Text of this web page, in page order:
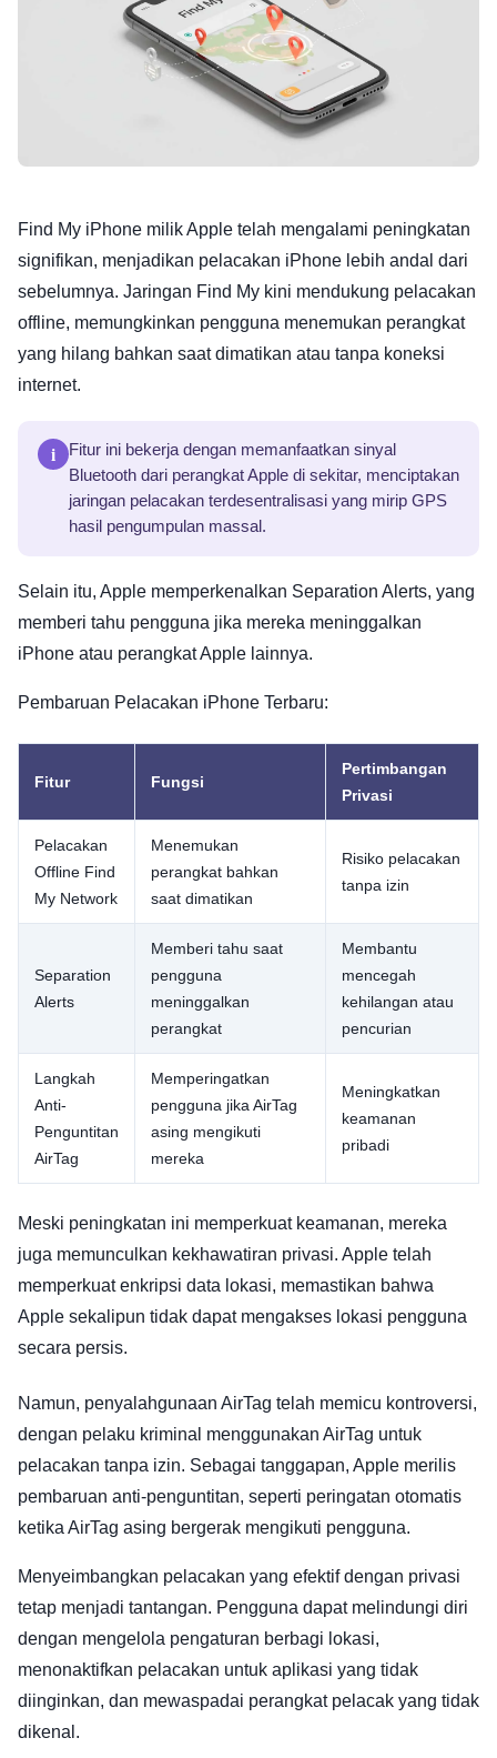
Find My iPhone milik Apple telah mengalami peningkatan
signifikan, menjadikan pelacakan iPhone lebih andal dari
sebelumnya. Jaringan Find My kini mendukung pelacakan
offline, memungkinkan pengguna menemukan perangkat
yang hilang bahkan saat dimatikan atau tanpa koneksi
internet.
i
Fitur ini bekerja dengan memanfaatkan sinyal
Bluetooth dari perangkat Apple di sekitar, menciptakan
jaringan pelacakan terdesentralisasi yang mirip GPS
hasil pengumpulan massal.
Selain itu, Apple memperkenalkan Separation Alerts, yang
memberi tahu pengguna jika mereka meninggalkan
iPhone atau perangkat Apple lainnya.
Pembaruan Pelacakan iPhone Terbaru:
Fitur Fungsi
Pertimbangan
Privasi
Pelacakan
Offline Find
My Network
Menemukan
perangkat bahkan
saat dimatikan
Risiko pelacakan
tanpa izin
Separation
Alerts
Memberi tahu saat
pengguna
meninggalkan
perangkat
Membantu
mencegah
kehilangan atau
pencurian
Langkah
Anti-
Penguntitan
AirTag
Memperingatkan
pengguna jika AirTag
asing mengikuti
mereka
Meningkatkan
keamanan
pribadi
Meski peningkatan ini memperkuat keamanan, mereka
juga memunculkan kekhawatiran privasi. Apple telah
memperkuat enkripsi data lokasi, memastikan bahwa
Apple sekalipun tidak dapat mengakses lokasi pengguna
secara persis.
Namun, penyalahgunaan AirTag telah memicu kontroversi,
dengan pelaku kriminal menggunakan AirTag untuk
pelacakan tanpa izin. Sebagai tanggapan, Apple merilis
pembaruan anti-penguntitan, seperti peringatan otomatis
ketika AirTag asing bergerak mengikuti pengguna.
Menyeimbangkan pelacakan yang efektif dengan privasi
tetap menjadi tantangan. Pengguna dapat melindungi diri
dengan mengelola pengaturan berbagi lokasi,
menonaktifkan pelacakan untuk aplikasi yang tidak
diinginkan, dan mewaspadai perangkat pelacak yang tidak
dikenal.